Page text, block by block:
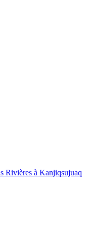
Rivières à Kanjiqsujuaq